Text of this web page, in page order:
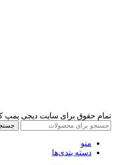
تمام حقوق برای سایت دیجی پمپ
منو
دسته بندی‌ها